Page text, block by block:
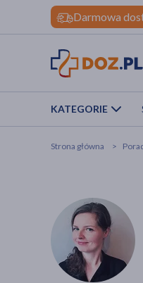
Darmowa
KATEGORIE
Strona główna